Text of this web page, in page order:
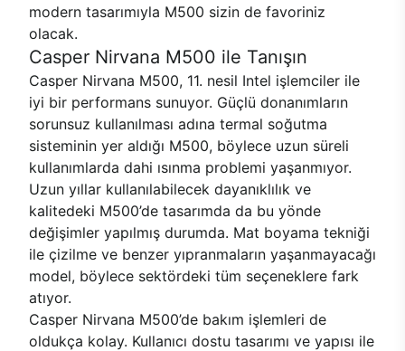
modern tasarımıyla M500 sizin de favoriniz
olacak.
Casper Nirvana M500 ile Tanışın
Casper Nirvana M500, 11. nesil Intel işlemciler ile
iyi bir performans sunuyor. Güçlü donanımların
sorunsuz kullanılması adına termal soğutma
sisteminin yer aldığı M500, böylece uzun süreli
kullanımlarda dahi ısınma problemi yaşanmıyor.
Uzun yıllar kullanılabilecek dayanıklılık ve
kalitedeki M500’de tasarımda da bu yönde
değişimler yapılmış durumda. Mat boyama tekniği
ile çizilme ve benzer yıpranmaların yaşanmayacağı
model, böylece sektördeki tüm seçeneklere fark
atıyor.
Casper Nirvana M500’de bakım işlemleri de
oldukça kolay. Kullanıcı dostu tasarımı ve yapısı ile